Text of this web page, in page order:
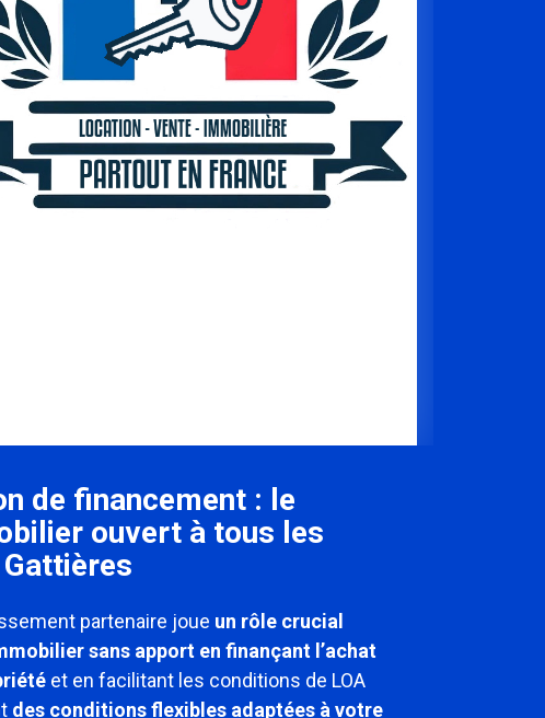
de financement : le
ouvert à tous les
partenaire joue un rôle crucial
sans apport en finançant l’achat
et en facilitant les conditions de LOA
des conditions flexibles adaptées à votre